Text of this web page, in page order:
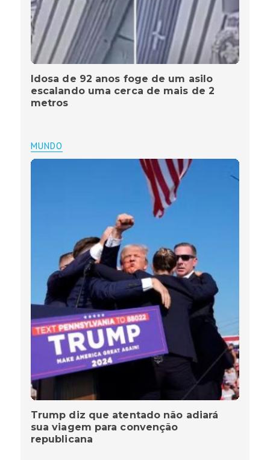
Idosa de 92 anos foge de um asilo
escalando uma cerca de mais de 2
metros
MUNDO
Trump diz que atentado não adiará
sua viagem para convenção
republicana